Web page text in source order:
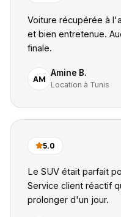
Voiture récupérée à
et bien entretenue.
finale.
AM
Amine B.
Location à Tunis
5.0
Le SUV était parfait
Service client réactif
prolonger d'un jour.